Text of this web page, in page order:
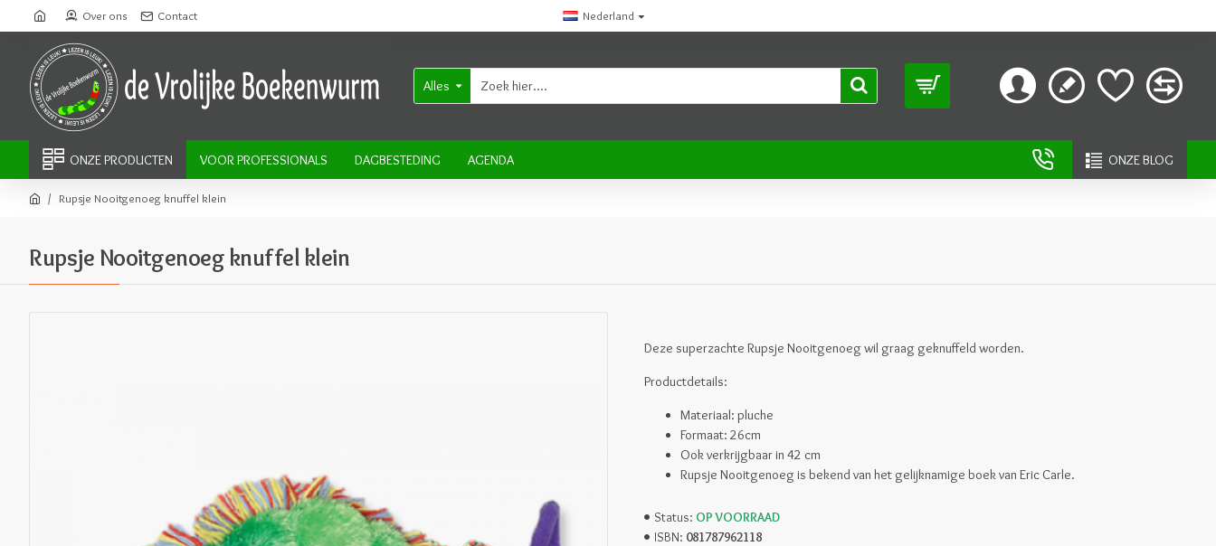
Over ons Contact Nederland
Alles
ONZE PRODUCTEN VOOR PROFESSIONALS DAGBESTEDING AGENDA ONZE BLOG
Rupsje Nooitgenoeg knuffel klein
Rupsje Nooitgenoeg knuffel klein
Deze superzachte Rupsje Nooitgenoeg wil graag geknuffeld worden.
Productdetails:
Materiaal: pluche
Formaat: 26cm
Ook verkrijgbaar in 42 cm
Rupsje Nooitgenoeg is bekend van het gelijknamige boek van Eric Carle.
Status: OP VOORRAAD
ISBN: 081787962118